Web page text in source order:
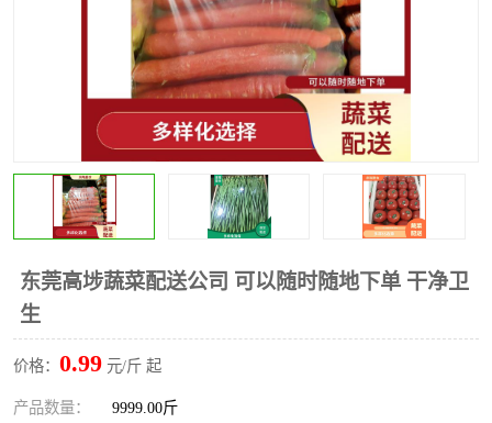
东莞高埗蔬菜配送公司 可以随时随地下单 干净卫
生
价格： 0.99 元/斤 起
产品数量： 9999.00斤